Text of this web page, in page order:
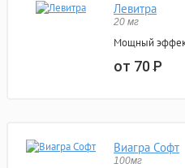
Левитра
20 мг
Мощный
от 70Р
Виагра Софт
100мг